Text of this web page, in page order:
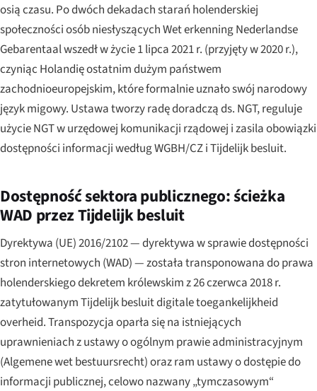
osią czasu. Po dwóch dekadach starań holenderskiej
społeczności osób niesłyszącychWet erkenning Nederlandse
Gebarentaalwszedł w życie 1 lipca 2021 r. (przyjęty w 2020 r.),
czyniąc Holandię ostatnim dużym państwem
zachodnioeuropejskim, które formalnie uznało swój narodowy
język migowy. Ustawa tworzy radę doradczą ds. NGT, reguluje
użycie NGT w urzędowej komunikacji rządowej i zasila obowiązki
dostępności informacji według WGBH/CZ i Tijdelijk besluit.
Dostępność sektora publicznego: ścieżka
WAD przez Tijdelijk besluit
Dyrektywa (UE) 2016/2102 — dyrektywa w sprawie dostępności
stron internetowych (WAD) — została transponowana do prawa
holenderskiego dekretem królewskim z 26 czerwca 2018 r.
zatytułowanymTijdelijk besluit digitale toegankelijkheid
overheid. Transpozycja oparła się na istniejących
uprawnieniach z ustawy o ogólnym prawie administracyjnym
(Algemene wet bestuursrecht) oraz ram ustawy o dostępie do
informacji publicznej, celowo nazwany „tymczasowym“